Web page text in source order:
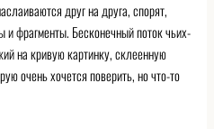
друг на друга, спорят,
и фрагменты. Бесконечный поток чьих-
на кривую картинку, склеенную
очень хочется поверить, но что-то